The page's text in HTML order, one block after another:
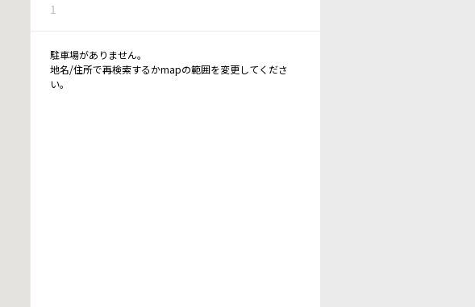
1
駐車場がありません。
地名/住所で再検索するかmapの範囲を変更してくださ
い。